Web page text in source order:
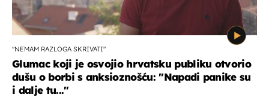
"NEMAM RAZLOGA SKRIVATI"
Glumac koji je osvojio hrvatsku publiku otvorio
dušu o borbi s anksioznošću: "Napadi panike su
i dalje tu..."